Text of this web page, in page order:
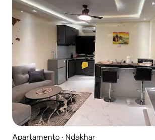
Apartamento ⋅ Ndakhar